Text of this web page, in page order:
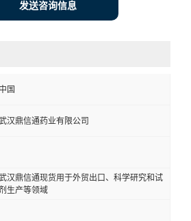
发送咨询信息
中国
汉鼎信通药业有限公司
汉鼎信通现货用于外贸出口、科学研究和试
生产等领域